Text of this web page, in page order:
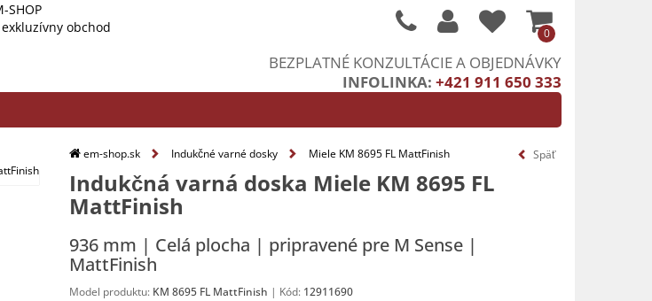
exkluzívny obchod 0
BEZPLATNÉ KONZULTÁCIE A OBJEDNÁVKY
INFOLINKA: +421 911 650 333
em-shop.sk Indukčné varné dosky Miele KM 8695 FL MattFinish
Indukčná varná doska Miele KM 8695 FL
MattFinish
936 mm | Celá plocha | pripravené pre M Sense |
MattFinish
Model produktu: KM 8695 FL MattFinish | Kód: 12911690